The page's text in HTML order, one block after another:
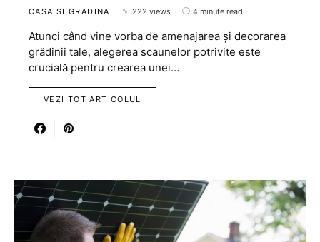
CASA SI GRADINA 222 views 4 minute read
Atunci când vine vorba de amenajarea și decorarea
grădinii tale, alegerea scaunelor potrivite este
crucială pentru crearea unei…
VEZI TOT ARTICOLUL